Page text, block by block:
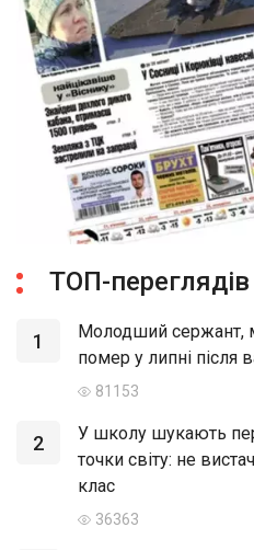
ТОП-переглядів
1
Молодший сержант,
помер у липні після
81153
2
У школу шукають
точки світу: не
клас
36363